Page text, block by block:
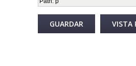
Desactivar texto enriquecido